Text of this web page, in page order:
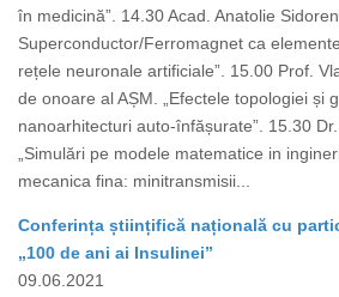
în medicină”. 14.30 Acad. Anatolie
Superconductor/Ferromagnet ca
rețele neuronale artificiale”. 15.00 Prof.
de onoare al AȘM. „Efectele topologiei și
nanoarhitecturi auto-înfășurate”. 15.30
„Simulări pe modele matematice in
mecanica fina: minitransmisii...
Conferința științifică națională cu
„100 de ani ai Insulinei”
09.06.2021